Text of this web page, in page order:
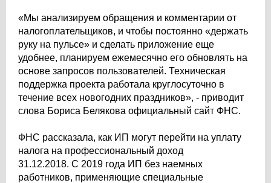
«Мы анализируем обращения и комментарии от
налогоплательщиков, и чтобы постоянно «держать
руку на пульсе» и сделать приложение еще
удобнее, планируем ежемесячно его обновлять на
основе запросов пользователей. Техническая
поддержка проекта работала круглосуточно в
течение всех новогодних праздников», - приводит
слова Бориса Белякова официальный сайт ФНС.
ФНС рассказала, как ИП могут перейти на уплату
налога на профессиональный доход
31.12.2018. С 2019 года ИП без наемных
работников, применяющие специальные